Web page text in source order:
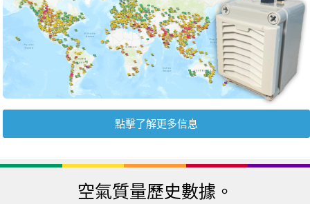
點擊了解更多信息
空氣質量歷史數據。